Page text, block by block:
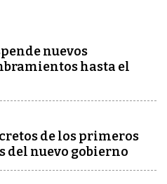
nuevos
hasta el
de los primeros
del nuevo gobierno